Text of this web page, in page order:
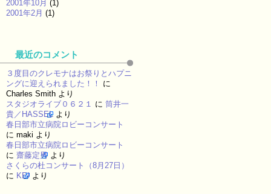
2001年10月 (1)
2001年2月 (1)
最近のコメント
３度目のクレモナはお祭りとハプニ
ングに迎えられました！！
に
Charles Smith より
スタジオライブ０６２１ に 筒井一
貴／HASSEL より
春日部市立病院ロビーコンサート
に maki より
春日部市立病院ロビーコンサート
に 齋藤定男 より
さくらの杜コンサート（8月27日）
に KEI より